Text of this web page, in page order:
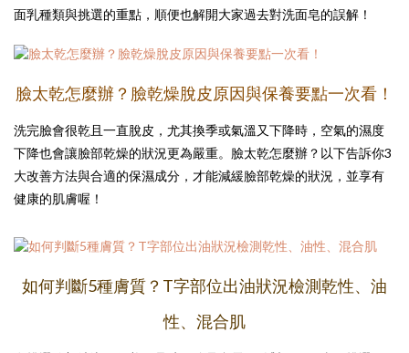
面乳種類與挑選的重點，順便也解開大家過去對洗面皂的誤解！
臉太乾怎麼辦？臉乾燥脫皮原因與保養要點一次看！
洗完臉會很乾且一直脫皮，尤其換季或氣溫又下降時，空氣的濕度
下降也會讓臉部乾燥的狀況更為嚴重。臉太乾怎麼辦？以下告訴你3
大改善方法與合適的保濕成分，才能減緩臉部乾燥的狀況，並享有
健康的肌膚喔！
如何判斷5種膚質？T字部位出油狀況檢測乾性、油
性、混合肌